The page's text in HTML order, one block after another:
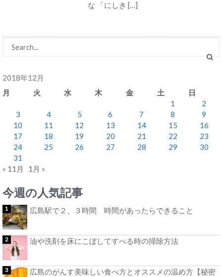
な 「にしき […]
2018年12月
月
火 水 木 金 土
日
1
2
3
4 5 6 7 8
9
10
11 12 13 14 15
16
17
18 19 20 21 22
23
24
25 26 27 28 29
30
31
« 11月
1月 »
今週の人気記事
広島駅で２、３時間 時間があったらできること
油や洗剤を床にこぼしてすべる時の掃除方法
広島のがんす美味しい食べ方とオススメの温め方【秘密